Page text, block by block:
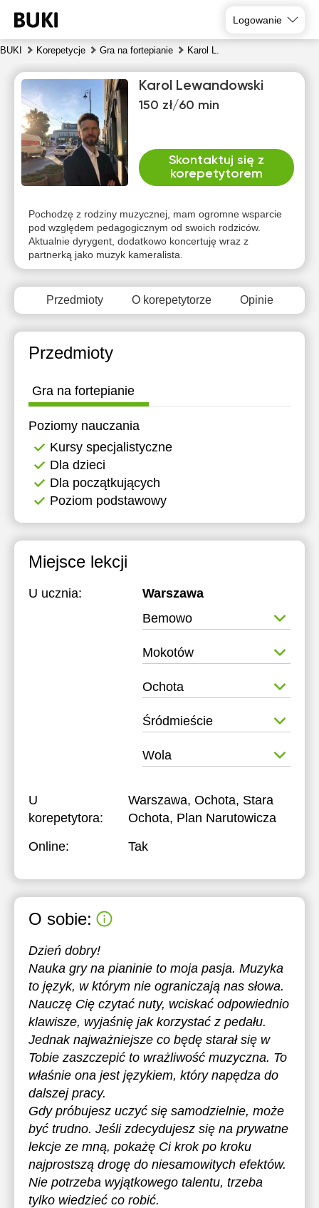
Logowanie
BUKI Korepetycje Gra na fortepianie Karol L.
Karol Lewandowski
150 zł/60 min
Skontaktuj się z
korepetytorem
Pochodzę z rodziny muzycznej, mam ogromne wsparcie
pod względem pedagogicznym od swoich rodziców.
Aktualnie dyrygent, dodatkowo koncertuję wraz z
partnerką jako muzyk kameralista.
Przedmioty O korepetytorze Opinie
Przedmioty
Gra na fortepianie
Poziomy nauczania
Kursy specjalistyczne
Dla dzieci
Dla początkujących
Poziom podstawowy
Miejsce lekcji
U ucznia:
Warszawa
Bemowo
Mokotów
Ochota
Śródmieście
Wola
U
korepetytora:
Warszawa, Ochota, Stara
Ochota, Plan Narutowicza
Online:
Tak
O sobie:
Dzień dobry!
Nauka gry na pianinie to moja pasja. Muzyka
to język, w którym nie ograniczają nas słowa.
Nauczę Cię czytać nuty, wciskać odpowiednio
klawisze, wyjaśnię jak korzystać z pedału.
Jednak najważniejsze co będę starał się w
Tobie zaszczepić to wrażliwość muzyczna. To
właśnie ona jest językiem, który napędza do
dalszej pracy.
Gdy próbujesz uczyć się samodzielnie, może
być trudno. Jeśli zdecydujesz się na prywatne
lekcje ze mną, pokażę Ci krok po kroku
najprostszą drogę do niesamowitych efektów.
Nie potrzeba wyjątkowego talentu, trzeba
tylko wiedzieć co robić.
6
7
8
9
10
11
Brak
dostępnych
terminów
Brak
dostępnych
terminów
10:00
11:00
14:00
15:00
16:00
17:00
17:30
Brak
dostępnych
terminów
Brak
terminów
dostępnych
terminów